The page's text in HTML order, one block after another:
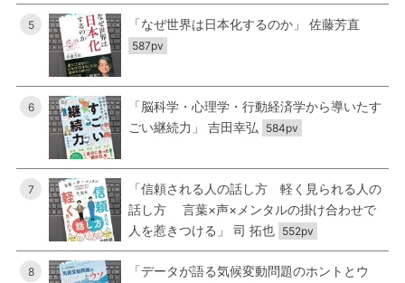
5 「なぜ世界は日本化するのか」 佐藤芳直
587pv
6
「脳科学・心理学・行動経済学から導いたす
ごい継続力」 吉田幸弘
584pv
7
「信頼される人の話し方 軽く見られる人の
話し方 言葉×声×メンタルの掛け合わせで
人を惹きつける」 司 拓也 552pv
8
「データが語る気候変動問題のホントとウ